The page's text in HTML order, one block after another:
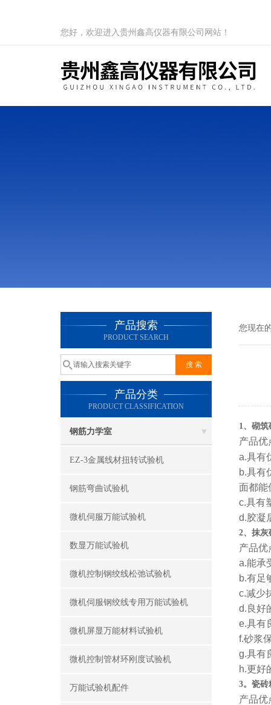
您好，欢迎进入贵州鑫高仪器有限公司网站！
产品搜索
PRODUCT SEARCH
产品分类
PRODUCT CLASSIFICATION
钢筋力学室
EZ-3金属线材扭转试验机
钢筋弯曲试验机
微机伺服万能试验机
数显万能试验机
微机控制钢绞线松弛试验机
微机伺服钢绞线专用万能试验机
微机屏显万能材料试验机
微机控制管材环刚度试验机
万能试验机配件
您现在
1、砌
产品优
a.具有
b.具有
面都能
c.具有
d.胶凝
2、抹灰
产品优
a.能承
b.有足
c.减少
d.良好
e.具有
f.砂浆
g.具有
h.更好
3。瓷砖
产品优